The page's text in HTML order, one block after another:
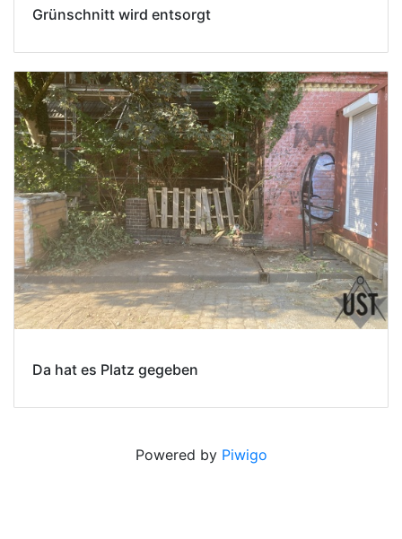
Grünschnitt wird entsorgt
Da hat es Platz gegeben
Powered by Piwigo